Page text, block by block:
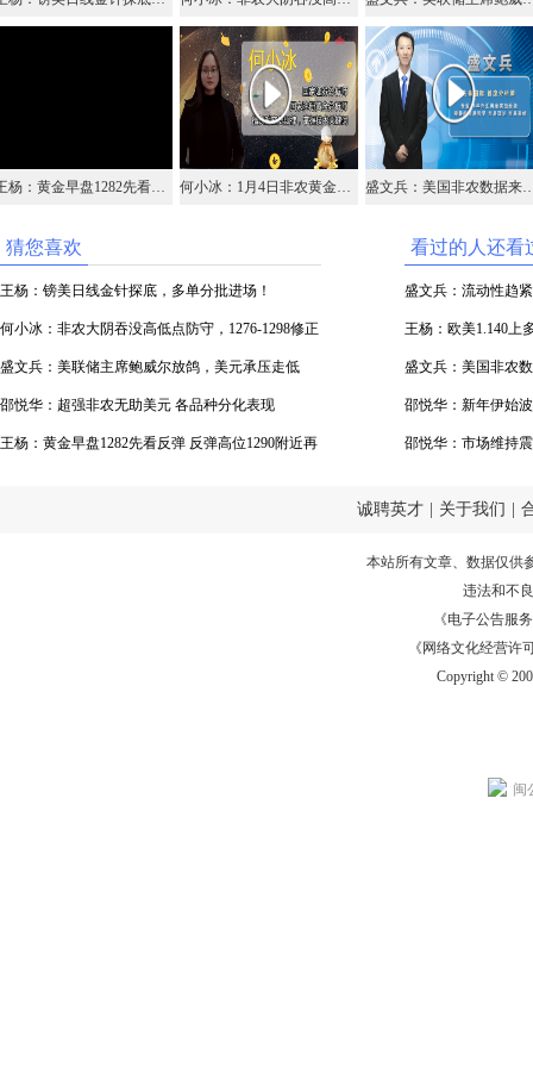
王杨：黄金早盘1282先看反弹 反弹高位1290附近再空！ 何小冰：1月4日非农黄金依托日线MA5反弹看至千三 盛文兵：美国非农数据来袭
猜您喜欢
王杨：镑美日线金针探底，多单分批进场！
何小冰：非农大阴吞没高低点防守，1276-1298修正
盛文兵：美联储主席鲍威尔放鸽，美元承压走低
邵悦华：超强非农无助美元 各品种分化表现
王杨：黄金早盘1282先看反弹 反弹高位1290附近再
看过的人还看
盛文兵：流动性趋
与空头
王杨：欧美1.140上
盛文兵：美国非农
头
邵悦华：新年伊始
邵悦华：市场维持
诚聘英才 关于我们
本站所有文章、数据仅供
违法和不
《电子公告服务
《网络文化经营许
Copyright ©
闽